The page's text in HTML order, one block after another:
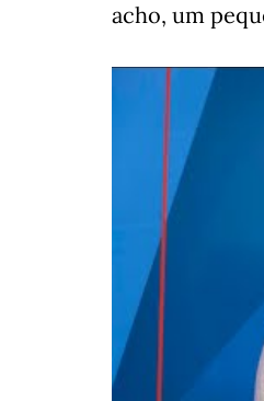
acho, um